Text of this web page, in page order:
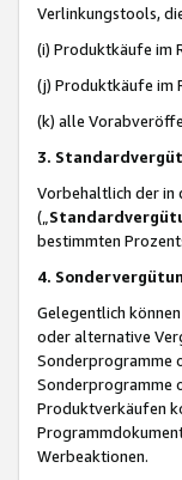
Verlinkungstools,
(i) Produktkäufe im
(j) Produktkäufe im
(k) alle
3.
Vorbehaltlich der in
(„
bestimmten
4.
Gelegentlich
oder alternative
Sonderprogramme
Sonderprogramme
Produktverkäufen
Werbeaktionen.